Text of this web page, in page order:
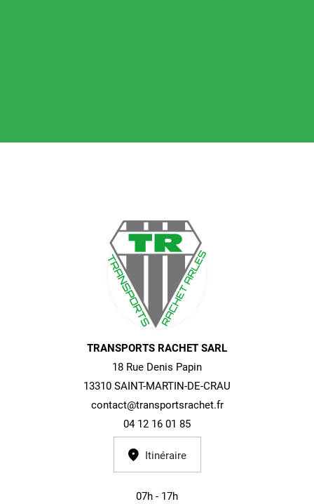
TRANSPORTS RACHET SARL
18 Rue Denis Papin
13310 SAINT-MARTIN-DE-CRAU
contact@transportsrachet.fr
04 12 16 01 85
Itinéraire
07h - 17h